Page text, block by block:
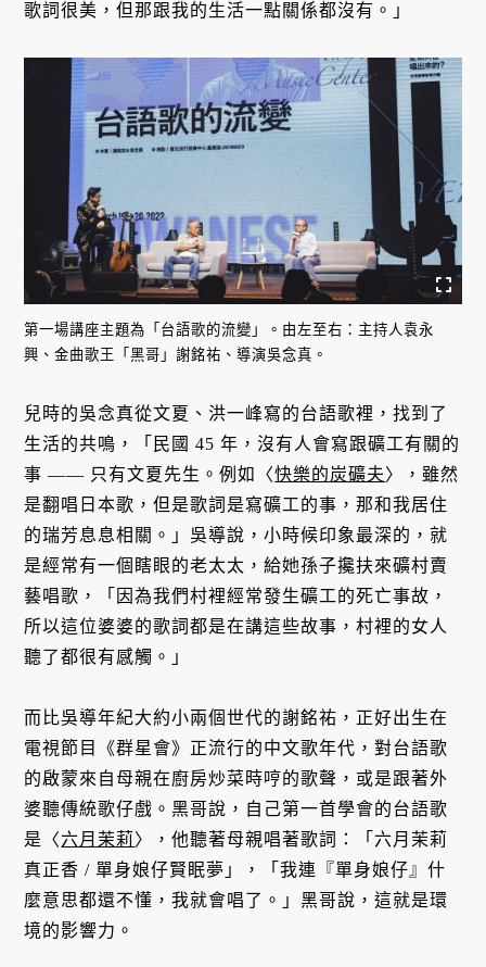
歌詞很美，但那跟我的生活一點關係都沒有。」
第一場講座主題為「台語歌的流變」。由左至右：主持人袁永
興、金曲歌王「黑哥」謝銘祐、導演吳念真。
兒時的吳念真從文夏、洪一峰寫的台語歌裡，找到了
生活的共鳴，「民國 45 年，沒有人會寫跟礦工有關的
事 —— 只有文夏先生。例如〈快樂的炭礦夫〉，雖然
是翻唱日本歌，但是歌詞是寫礦工的事，那和我居住
的瑞芳息息相關。」吳導說，小時候印象最深的，就
是經常有一個瞎眼的老太太，給她孫子攙扶來礦村賣
藝唱歌，「因為我們村裡經常發生礦工的死亡事故，
所以這位婆婆的歌詞都是在講這些故事，村裡的女人
聽了都很有感觸。」
而比吳導年紀大約小兩個世代的謝銘祐，正好出生在
電視節目《群星會》正流行的中文歌年代，對台語歌
的啟蒙來自母親在廚房炒菜時哼的歌聲，或是跟著外
婆聽傳統歌仔戲。黑哥說，自己第一首學會的台語歌
是〈六月茉莉 〉，他聽著母親唱著歌詞：「六月茉莉
真正香 / 單身娘仔賢眠夢」，「我連『單身娘仔』什
麼意思都還不懂，我就會唱了。」黑哥說，這就是環
境的影響力。